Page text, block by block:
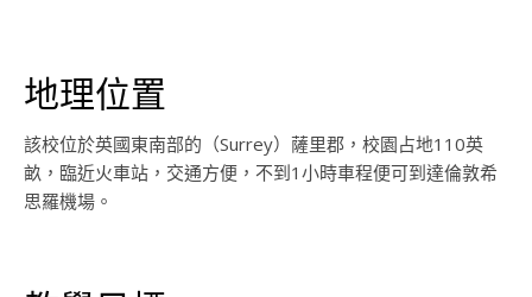
地理位置
該校位於英國東南部的（Surrey）薩里郡，校園占地110英
畝，臨近火車站，交通方便，不到1小時車程便可到達倫敦希
思羅機場。